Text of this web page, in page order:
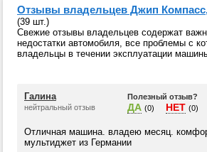
Отзывы владельцев Джип Компасс,
(39 шт.)
Свежие отзывы владельцев содержат
недостатки автомобиля, все проблемы с
владельцы в течении эксплуатации
Галина
нейтральный отзыв
Полезный отзыв?
ДА (0) НЕТ (0)
Отличная машина. владею месяц.
мультиджет из Германии